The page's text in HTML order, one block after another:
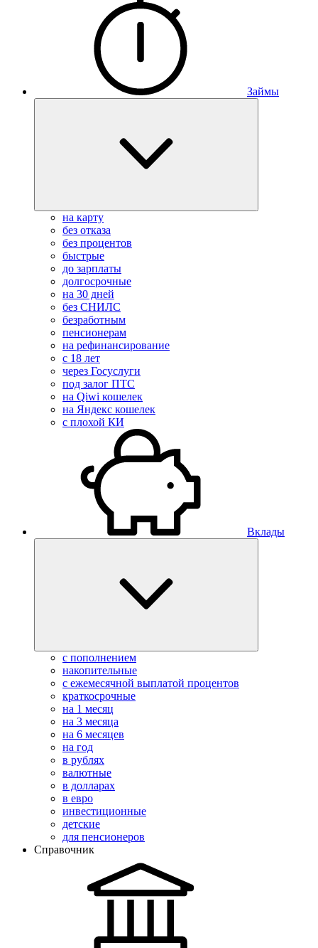
Займы
на карту
без отказа
без процентов
быстрые
до зарплаты
долгосрочные
на 30 дней
без СНИЛС
безработным
пенсионерам
на рефинансирование
с 18 лет
через Госуслуги
под залог ПТС
на Qiwi кошелек
на Яндекс кошелек
с плохой КИ
Вклады
с пополнением
накопительные
с ежемесячной выплатой процентов
краткосрочные
на 1 месяц
на 3 месяца
на 6 месяцев
на год
в рублях
валютные
в долларах
в евро
инвестиционные
детские
для пенсионеров
Справочник